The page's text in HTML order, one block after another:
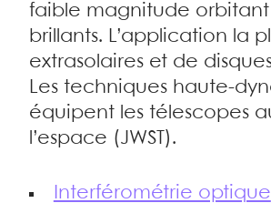
faible magnitude orbitant
brillants. L’application la
extrasolaires et de
Les techniques haute-
équipent les télescopes
l’espace (JWST).
Interférométrie optique